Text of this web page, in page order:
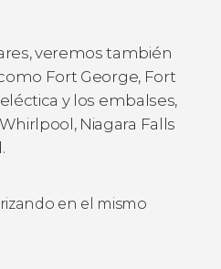
veremos también
Fort George, Fort
y los embalses,
Niagara Falls
en el mismo